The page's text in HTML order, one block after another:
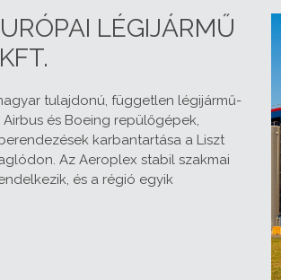
LÉGIJÁRMŰ
tulajdonú, független légijármű-
és Boeing repülőgépek,
karbantartása a Liszt
Az Aeroplex stabil szakmai
és a régió egyik